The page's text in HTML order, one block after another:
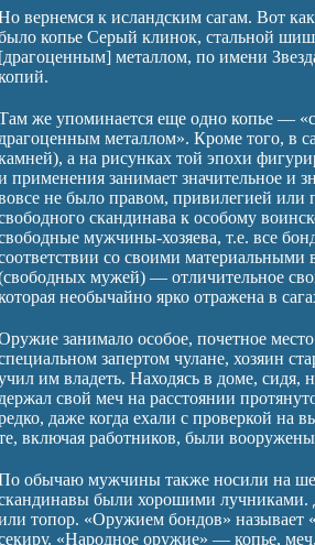
вернемся к исландским сагам. Вот
копье Серый клинок, стальной
[драгоценным] металлом, по имени
же упоминается еще одно копье —
драгоценным металлом». Кроме того, в
а на рисунках той эпохи
применения занимает значительное и
не было правом, привилегией или
скандинава к особому
мужчины-хозяева, т.е. все
со своими
мужей) — отличительное
необычайно ярко отражена в
занимало особое, почетное
запертом чулане, хозяин
им владеть. Находясь в доме, сидя,
держал свой меч на расстоянии
даже когда ехали с проверкой
включая работников, были
обычаю мужчины также носили на
были хорошими лучниками.
топор. «Оружием бондов»
«Народное оружие» — копье,